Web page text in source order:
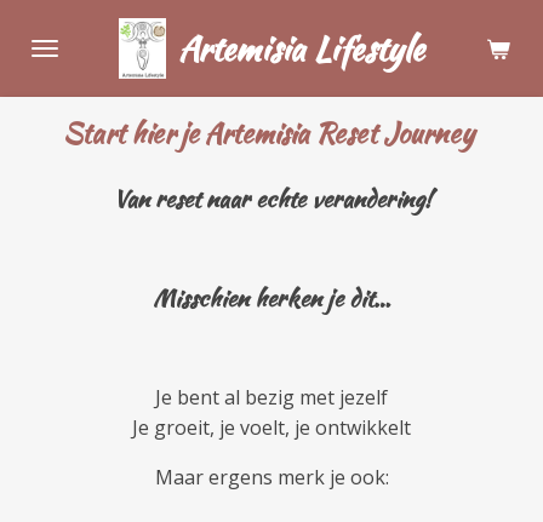
direct
hoofdinhoud
Artemisia Lifestyle
Start hier je ArtemisiaReset Journey
Van reset naar echte verandering!
Misschienherkenje dit…
Je bent al bezig met jezelf
Je groeit, je voelt, je ontwikkelt
Maar ergens merk je ook: